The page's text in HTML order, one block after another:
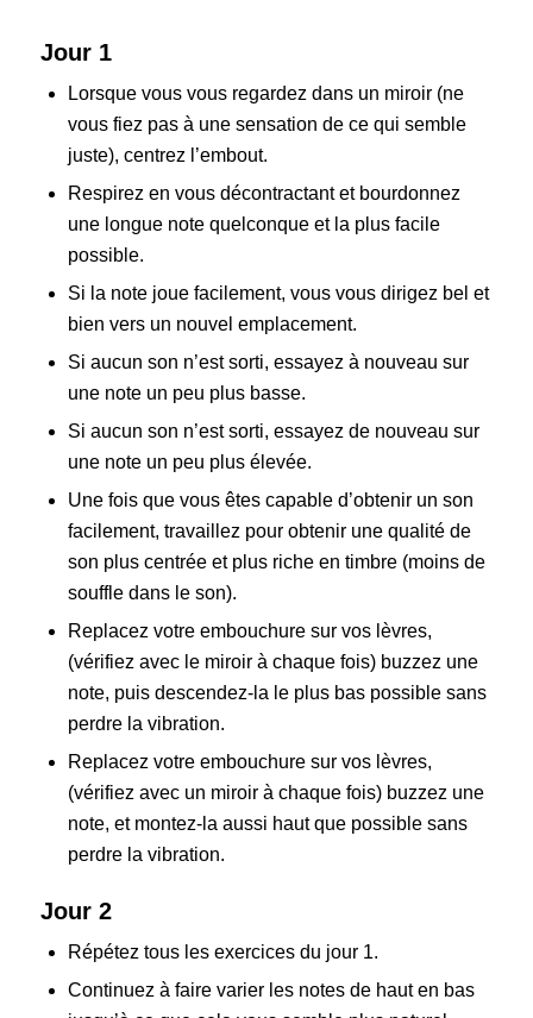
Jour 1
Lorsque vous vous regardez dans un miroir (ne
vous fiez pas à une sensation de ce qui semble
juste), centrez l’embout.
Respirez en vous décontractant et bourdonnez
une longue note quelconque et la plus facile
possible.
Si la note joue facilement, vous vous dirigez bel et
bien vers un nouvel emplacement.
Si aucun son n’est sorti, essayez à nouveau sur
une note un peu plus basse.
Si aucun son n’est sorti, essayez de nouveau sur
une note un peu plus élevée.
Une fois que vous êtes capable d’obtenir un son
facilement, travaillez pour obtenir une qualité de
son plus centrée et plus riche en timbre (moins de
souffle dans le son).
Replacez votre embouchure sur vos lèvres,
(vérifiez avec le miroir à chaque fois) buzzez une
note, puis descendez-la le plus bas possible sans
perdre la vibration.
Replacez votre embouchure sur vos lèvres,
(vérifiez avec un miroir à chaque fois) buzzez une
note, et montez-la aussi haut que possible sans
perdre la vibration.
Jour 2
Répétez tous les exercices du jour 1.
Continuez à faire varier les notes de haut en bas